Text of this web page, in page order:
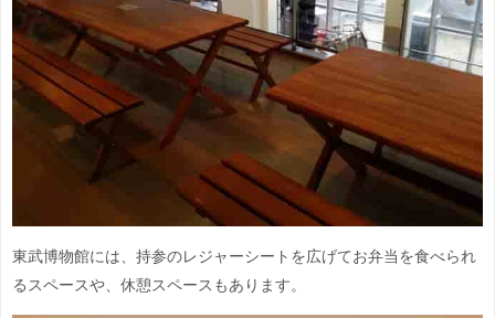
東武博物館には、持参のレジャーシートを広げてお弁当を食べられ
るスペースや、休憩スペースもあります。